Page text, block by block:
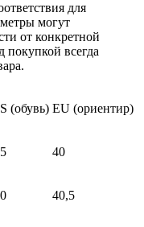
для
могут
от конкретной
покупкой всегда
(обувь) EU (ориентир)
40
40,5